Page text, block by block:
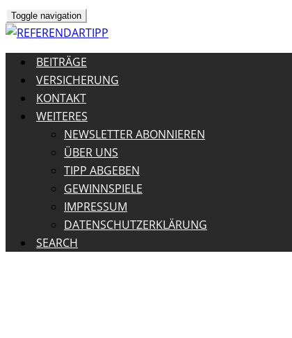
Toggle navigation
BEITRÄGE
VERSICHERUNG
KONTAKT
WEITERES
NEWSLETTER ABONNIEREN
ÜBER UNS
TIPP ABGEBEN
GEWINNSPIELE
IMPRESSUM
DATENSCHUTZERKLÄRUNG
SEARCH